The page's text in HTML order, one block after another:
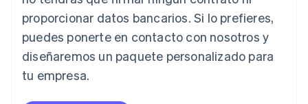
proporcionar datos bancarios. Si lo prefieres,
puedes ponerte en contacto con nosotros y
diseñaremos un paquete personalizado para
tu empresa.
ItalianoEnglish
Japón
日本語 English
Letonia
Liechtenstein